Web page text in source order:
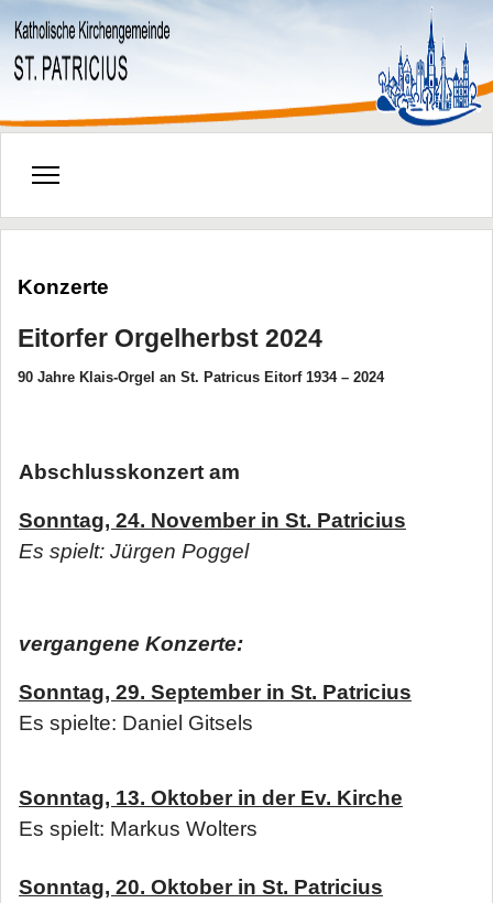
Konzerte
Eitorfer Orgelherbst 2024
90 Jahre Klais-Orgel an St. Patricus Eitorf 1934 – 2024
Abschlusskonzert am
Sonntag, 24. November in St. Patricius
Es spielt: Jürgen Poggel
vergangene Konzerte:
Sonntag, 29. September in St. Patricius
Es spielte: Daniel Gitsels
Sonntag, 13. Oktober in der Ev. Kirche
Es spielt: Markus Wolters
Sonntag, 20. Oktober in St. Patricius